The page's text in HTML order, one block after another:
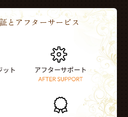
とアフターサービス